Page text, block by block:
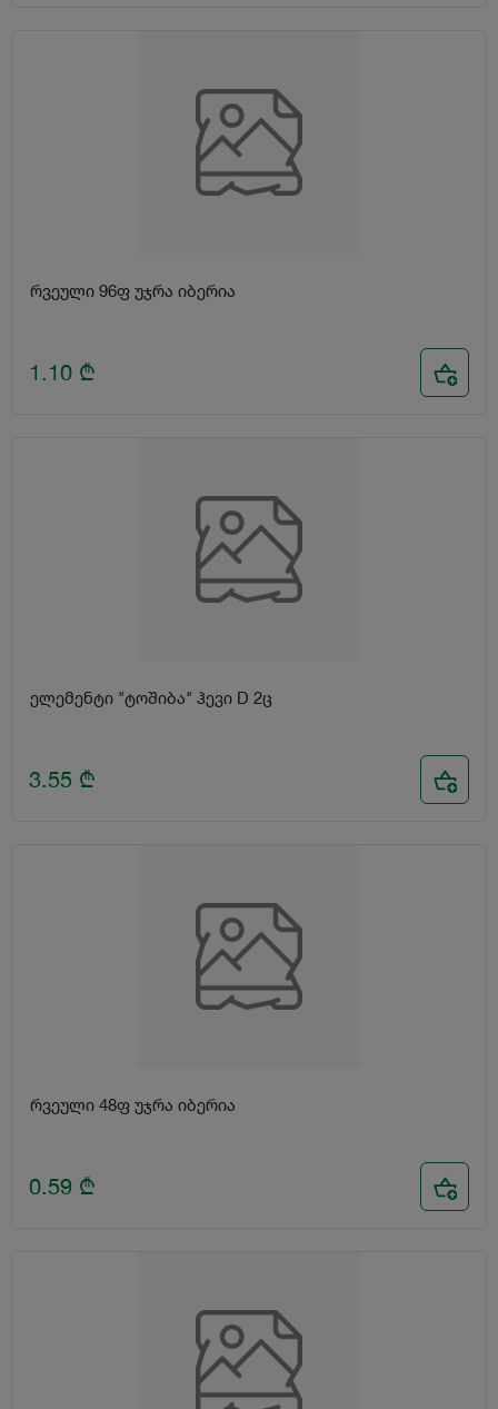
რვეული 96ფ უჯრა იბერია
1.10 ₾
ელემენტი "ტოშიბა" ჰევი D 2ც
3.55 ₾
რვეული 48ფ უჯრა იბერია
0.59 ₾